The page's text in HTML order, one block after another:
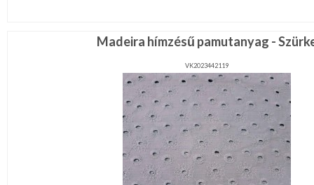
Madeira hímzésű pamutanyag -
VK2023442119